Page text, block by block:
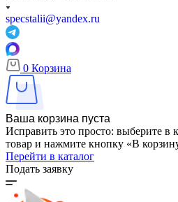
specstalii@yandex.ru
0 Корзина
Ваша корзина пуста
Исправить это просто: выберите в
товар и нажмите кнопку «В
Перейти в каталог
Подать заявку